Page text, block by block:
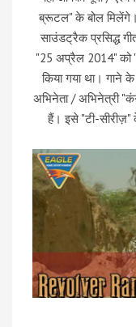
ब्रूटल" के बोल मिलेंगे।
साउंडट्रैक प्रसिद्ध
"25 अप्रैल 2014" को
किया गया था। गाने
अभिनेता / अभिनेत्री
हैं। इसे "टी-सीरीज़"